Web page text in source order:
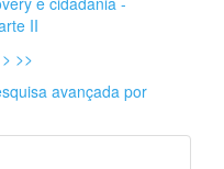
II
> >>
avançada por